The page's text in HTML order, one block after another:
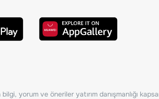
yorum ve öneriler yatırım danışmanlığı